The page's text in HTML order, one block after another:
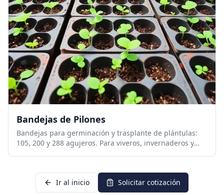
Bandejas de Pilones
Bandejas para germinación y trasplante de plántulas:
105, 200 y 288 agujeros. Para viveros, invernaderos y
Ir al inicio Solicitar cotización